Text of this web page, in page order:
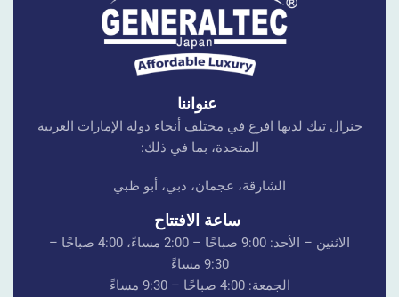
عنواننا
جنرال تيك لديها افرع في مختلف أنحاء دولة الإمارات العربية
المتحدة، بما في ذلك:
الشارقة، عجمان، دبي، أبو ظبي
ساعة الافتتاح
الاثنين – الأحد: 9:00 صباحًا – 2:00 مساءً، 4:00 صباحًا –
9:30 مساءً
الجمعة: 4:00 صباحًا – 9:30 مساءً